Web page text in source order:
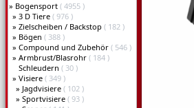
» Bogensport ( 4955 )
» 3 D Tiere ( 976 )
» Zielscheiben / Backstop ( 182 )
» Bögen ( 388 )
» Compound und Zubehör ( 546 )
» Armbrust/Blasrohr ( 184 )
Schleudern ( 30 )
» Visiere ( 349 )
» Jagdvisiere ( 102 )
» Sportvisiere ( 93 )